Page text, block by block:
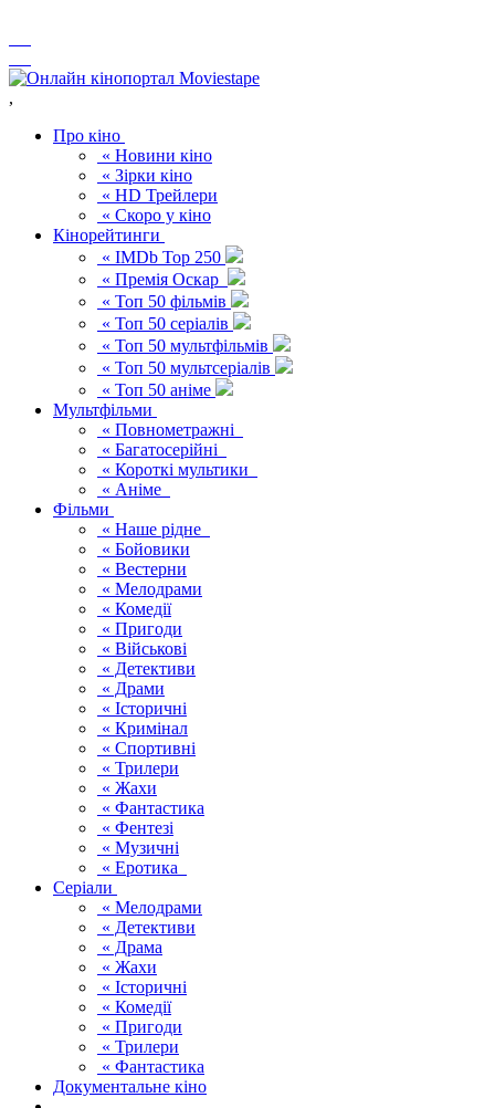
,
Про кіно
« Новини кіно
« Зірки кіно
« HD Трейлери
« Скоро у кіно
Кінорейтинги
« IMDb Top 250
« Премія Оскар
« Топ 50 фільмів
« Топ 50 серіалів
« Топ 50 мультфільмів
« Топ 50 мультсеріалів
« Топ 50 аніме
Мультфільми
« Повнометражні
« Багатосерійні
« Короткі мультики
« Аніме
Фільми
« Наше рідне
« Бойовики
« Вестерни
« Мелодрами
« Комедії
« Пригоди
« Військові
« Детективи
« Драми
« Історичні
« Кримінал
« Спортивні
« Трилери
« Жахи
« Фантастика
« Фентезі
« Музичні
« Еротика
Серіали
« Мелодрами
« Детективи
« Драма
« Жахи
« Історичні
« Комедії
« Пригоди
« Трилери
« Фантастика
Документальне кіно